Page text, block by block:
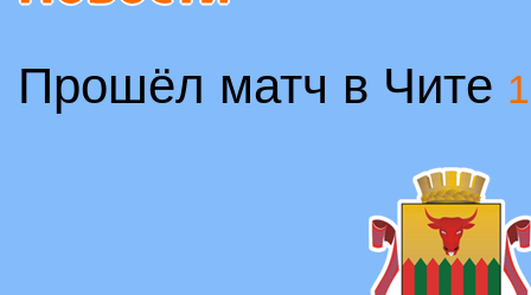
Прошёл матч в Чите